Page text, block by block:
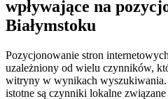
wpływające na
Białymstoku
Pozycjonowanie stron
uzależniony od wielu czynników,
witryny w wynikach wyszukiwania.
istotne są czynniki lokalne